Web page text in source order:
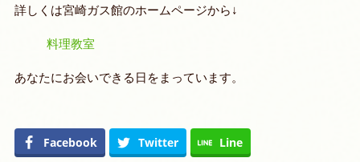
詳しくは宮崎ガス館のホームページから↓
料理教室
あなたにお会いできる日をまっています。
Facebook Twitter Line